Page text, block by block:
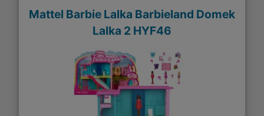
Mattel Barbie Lalka Barbieland Domek
Lalka 2 HYF46